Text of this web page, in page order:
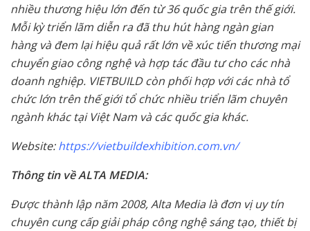
nhiều thương hiệu lớn đến từ 36 quốc gia trên thế giới.
Mỗi kỳ triển lãm diễn ra đã thu hút hàng ngàn gian
hàng và đem lại hiệu quả rất lớn về xúc tiến thương mại
chuyển giao công nghệ và hợp tác đầu tư cho các nhà
doanh nghiệp. VIETBUILD còn phối hợp với các nhà tổ
chức lớn trên thế giới tổ chức nhiều triển lãm chuyên
ngành khác tại Việt Nam và các quốc gia khác.
Website: https://vietbuildexhibition.com.vn/
Thông tin về ALTA MEDIA:
Được thành lập năm 2008, Alta Media là đơn vị uy tín
chuyên cung cấp giải pháp công nghệ sáng tạo, thiết bị